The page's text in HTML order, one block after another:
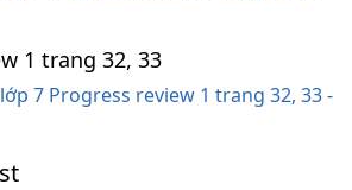
1 trang 32, 33
7 Progress review 1 trang 32, 33 -